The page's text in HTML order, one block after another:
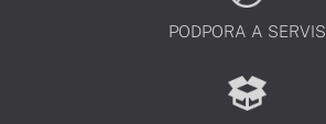
PODPORA A SERVIS